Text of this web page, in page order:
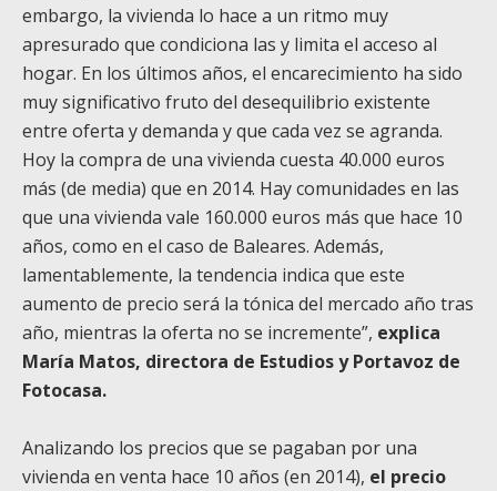
embargo, la vivienda lo hace a un ritmo muy
apresurado que condiciona las y limita el acceso al
hogar. En los últimos años, el encarecimiento ha sido
muy significativo fruto del desequilibrio existente
entre oferta y demanda y que cada vez se agranda.
Hoy la compra de una vivienda cuesta 40.000 euros
más (de media) que en 2014. Hay comunidades en las
que una vivienda vale 160.000 euros más que hace 10
años, como en el caso de Baleares. Además,
lamentablemente, la tendencia indica que este
aumento de precio será la tónica del mercado año tras
año, mientras la oferta no se incremente”, explica
María Matos, directora de Estudios y Portavoz de
Fotocasa.
Analizando los precios que se pagaban por una
vivienda en venta hace 10 años (en 2014), el precio